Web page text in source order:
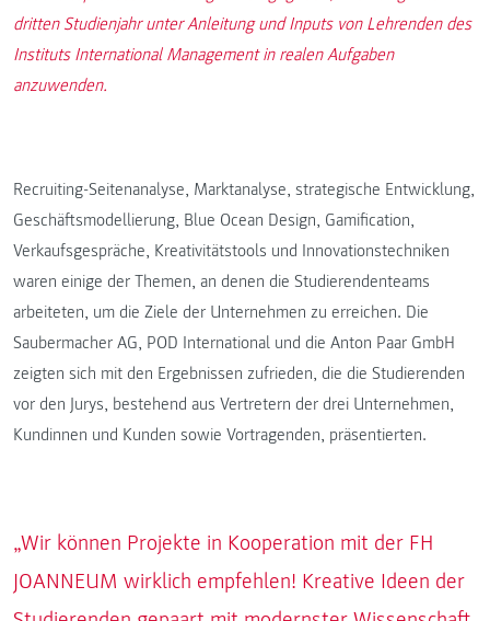
dritten Studienjahr unter Anleitung und Inputs von Lehrenden des
Instituts International Management in realen Aufgaben
anzuwenden.
Recruiting-Seitenanalyse, Marktanalyse, strategische Entwicklung,
Geschäftsmodellierung, Blue Ocean Design, Gamification,
Verkaufsgespräche, Kreativitätstools und Innovationstechniken
waren einige der Themen, an denen die Studierendenteams
arbeiteten, um die Ziele der Unternehmen zu erreichen. Die
Saubermacher AG, POD International und die Anton Paar GmbH
zeigten sich mit den Ergebnissen zufrieden, die die Studierenden
vor den Jurys, bestehend aus Vertretern der drei Unternehmen,
Kundinnen und Kunden sowie Vortragenden, präsentierten.
„Wir können Projekte in Kooperation mit der FH
JOANNEUM wirklich empfehlen! Kreative Ideen der